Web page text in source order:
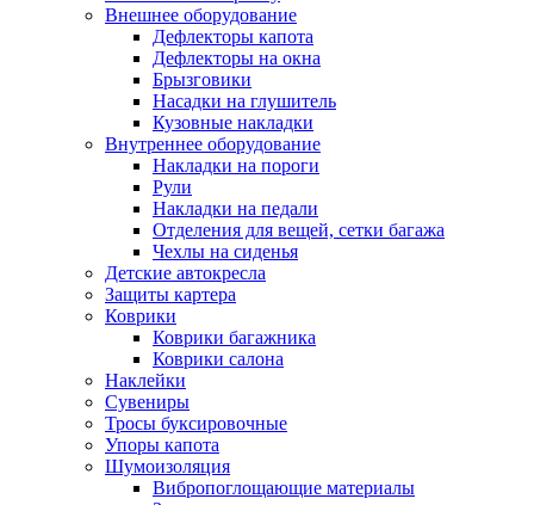
Внешнее оборудование
Дефлекторы капота
Дефлекторы на окна
Брызговики
Насадки на глушитель
Кузовные накладки
Внутреннее оборудование
Накладки на пороги
Рули
Накладки на педали
Отделения для вещей, сетки багажа
Чехлы на сиденья
Детские автокресла
Защиты картера
Коврики
Коврики багажника
Коврики салона
Наклейки
Сувениры
Тросы буксировочные
Упоры капота
Шумоизоляция
Вибропоглощающие материалы